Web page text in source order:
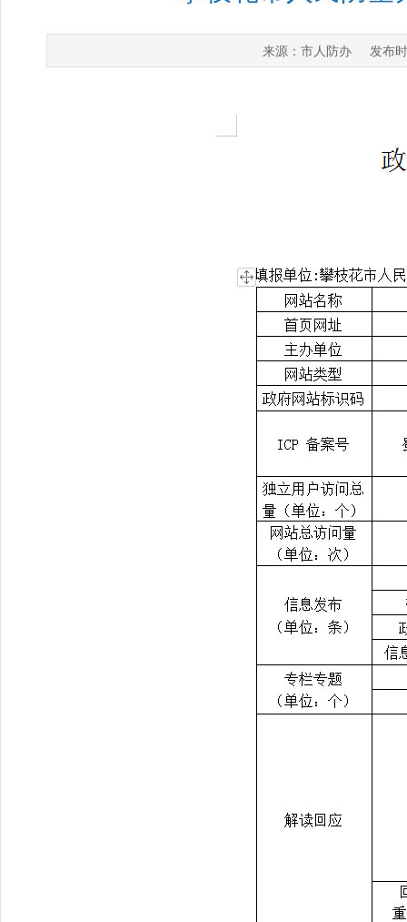
来源： 市人防办发布时